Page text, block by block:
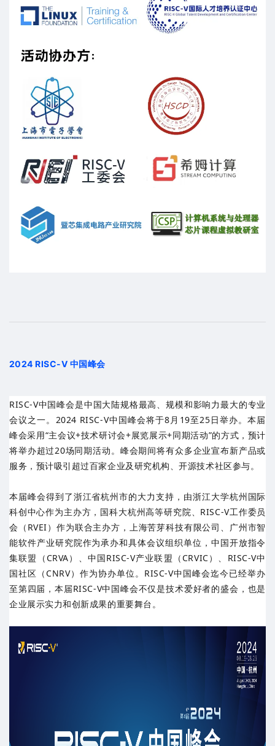
2024 RISC-V 中国峰会
RISC-V中国峰会是中国大陆规格最高、规模和影响力最大的专业
会议之一。2024 RISC-V中国峰会将于8月19至25日举办。本届
峰会采用“主会议+技术研讨会+展览展示+同期活动”的方式，预计
将举办超过20场同期活动。峰会期间将有众多企业宣布新产品或
服务，预计吸引超过百家企业及研究机构、开源技术社区参与。
本届峰会得到了浙江省杭州市的大力支持，由浙江大学杭州国际
科创中心作为主办方，国科大杭州高等研究院、RISC-V工作委员
会（RVEI）作为联合主办方，上海苦芽科技有限公司、广州市智
能软件产业研究院作为承办和具体会议组织单位，中国开放指令
集联盟（CRVA）、中国RISC-V产业联盟（CRVIC）、RISC-V中
国社区（CNRV）作为协办单位。RISC-V中国峰会迄今已经举办
至第四届，本届RISC-V中国峰会不仅是技术爱好者的盛会，也是
企业展示实力和创新成果的重要舞台。